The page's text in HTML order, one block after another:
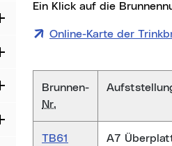
Aufklappen
Aufklappen
Aufklappen
Aufklappen
Ein Klick auf die
Online-Karte der
Brunnen-
Nr.
TB61
A7